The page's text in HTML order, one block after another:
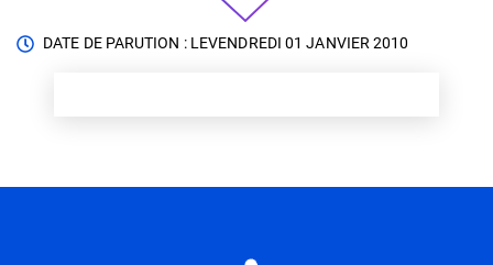
DATE DE PARUTION : LEVENDREDI 01 JANVIER 2010